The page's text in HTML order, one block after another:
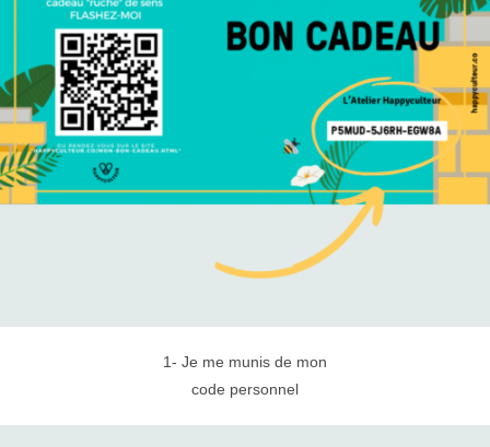
1- Je me munis de mon
​code personnel